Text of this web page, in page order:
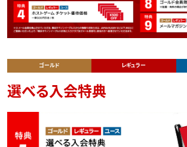
ゴールド レギュラー
選べる入会特典